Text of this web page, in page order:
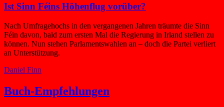
Ist Sinn Féins Höhenflug vorüber?
Nach Umfragehochs in den vergangenen Jahren träumte die Sinn
Féin davon, bald zum ersten Mal die Regierung in Irland stellen zu
können. Nun stehen Parlamentswahlen an – doch die Partei verliert
an Unterstützung.
Daniel Finn
Buch-Empfehlungen